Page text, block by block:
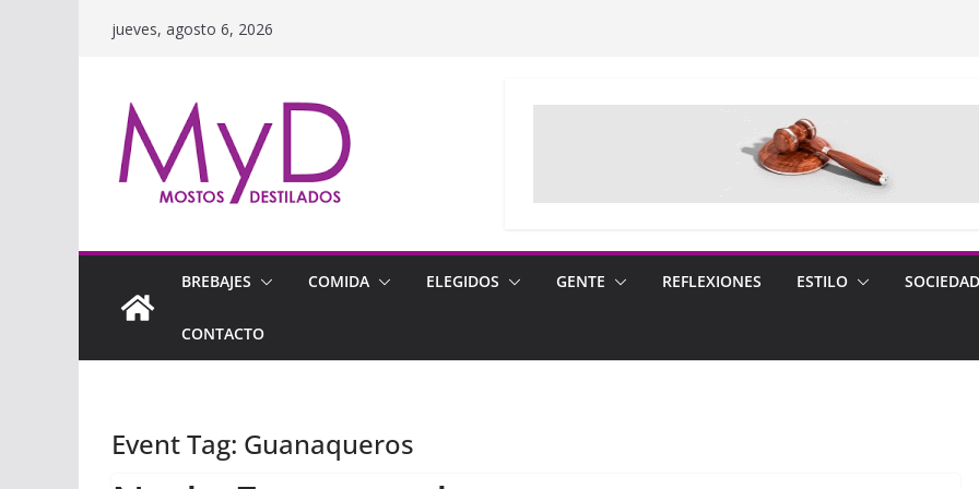
jueves, agosto 6, 2026
BREBAJES COMIDA ELEGIDOS GENTE REFLEXIONES ESTILO SOCIEDAD
CONTACTO
Event Tag: Guanaqueros